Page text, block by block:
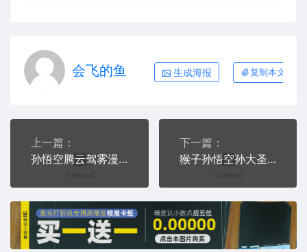
会飞的鱼 生成海报 复制本文链接
上一篇：
孙悟空腾云驾雾漫画人物大话西游挥舞金箍棒通用位图激光打标文档
下一篇：
猴子孙悟空孙大圣大战通用位图激光打标文件